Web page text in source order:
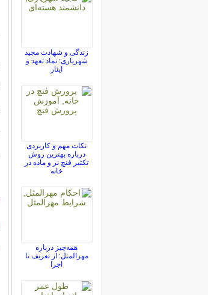
زندگی و شهادت مجید
شهریاری: نماد تعهد و
ایثار
نکات مهم و کاربردی
درباره بهترین روش
تکثیر فنچ نر و ماده در
خانه
همه‌چیز درباره
مهرالمثل: از تعریف تا
اجرا